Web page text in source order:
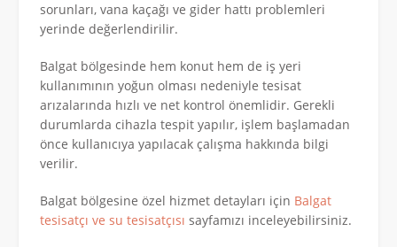
sorunları, vana kaçağı ve gider hattı problemleri
yerinde değerlendirilir.
Balgat bölgesinde hem konut hem de iş yeri
kullanımının yoğun olması nedeniyle tesisat
arızalarında hızlı ve net kontrol önemlidir. Gerekli
durumlarda cihazla tespit yapılır, işlem başlamadan
önce kullanıcıya yapılacak çalışma hakkında bilgi
verilir.
Balgat bölgesine özel hizmet detayları için Balgat
tesisatçı ve su tesisatçısı sayfamızı inceleyebilirsiniz.